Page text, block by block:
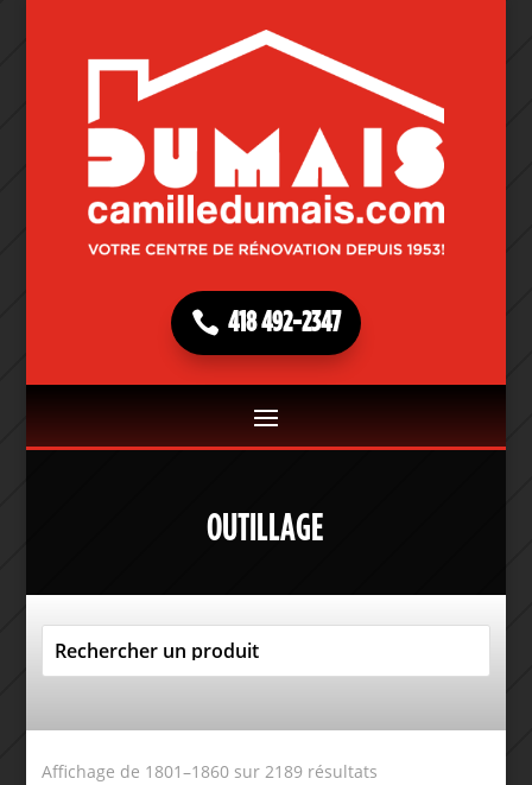
418 492-2347
OUTILLAGE
Affichage de 1801–1860 sur 2189 résultats